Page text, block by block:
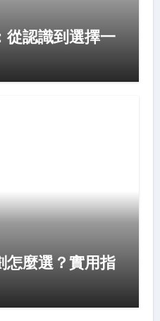
從認識到選擇一
怎麼選？實用指